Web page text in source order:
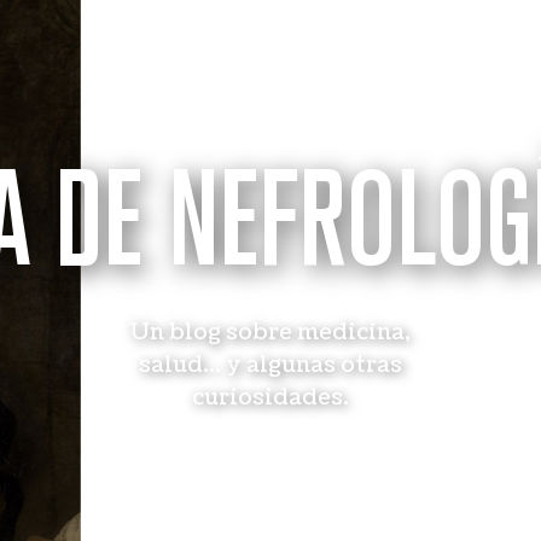
DE
Un blog sobre medicina,
salud... y algunas otras
curiosidades.